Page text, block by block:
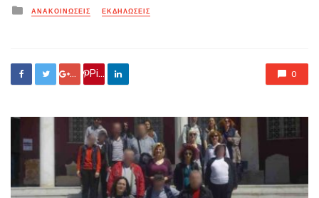
Posted
in
ΑΝΑΚΟΙΝΏΣΕΙΣ ΕΚΔΗΛΏΣΕΙΣ
Google +
Pin it 0